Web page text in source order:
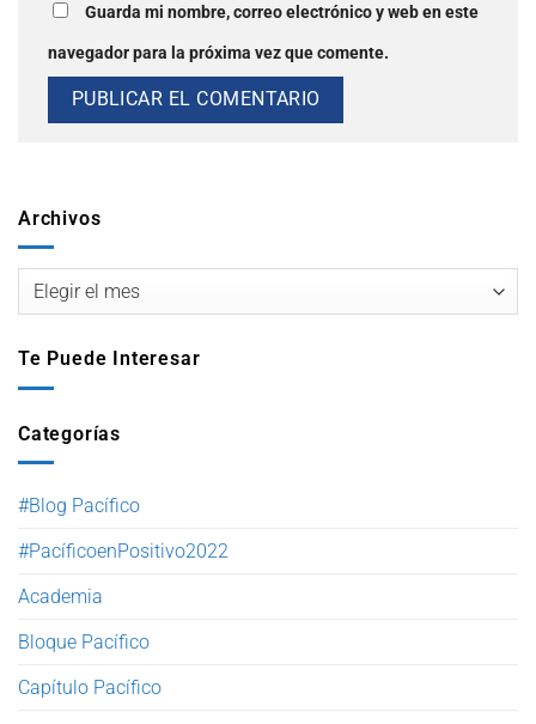
Archivos
Te Puede Interesar
Categorías
#Blog Pacífico
#PacíficoenPositivo2022
Academia
Bloque Pacífico
Capítulo Pacífico
Guarda mi nombre, correo electrónico y web en este
navegador para la próxima vez que comente.